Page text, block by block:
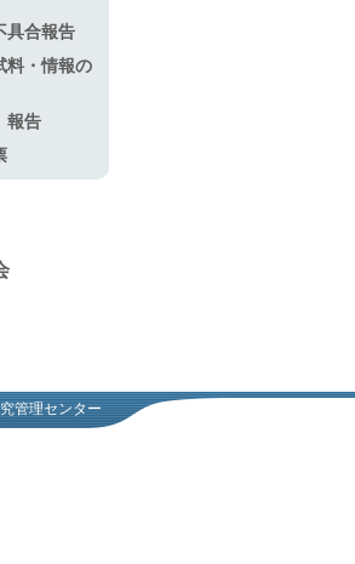
具合報告
料・情報の
報告
管理センター